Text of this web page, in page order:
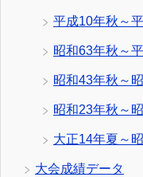
平成10年秋～
昭和63年秋～
昭和43年秋～
昭和23年秋～
大正14年夏～
大会成績データ